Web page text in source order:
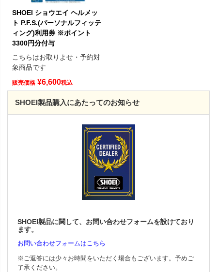
SHOEI ショウエイ ヘルメッ
ト P.F.S.(パーソナルフィッテ
ィング)利用券 ※ポイント
3300円分付与
こちらはお取りよせ・予約対
象商品です
販売価格 ¥6,600税込
SHOEI製品購入にあたってのお知らせ
SHOEI製品に関して、お問い合わせフォームを設けており
ます。
お問い合わせフォームはこちら
※ご返答には少々お時間をいただく場合もございます。予めご
了承ください。